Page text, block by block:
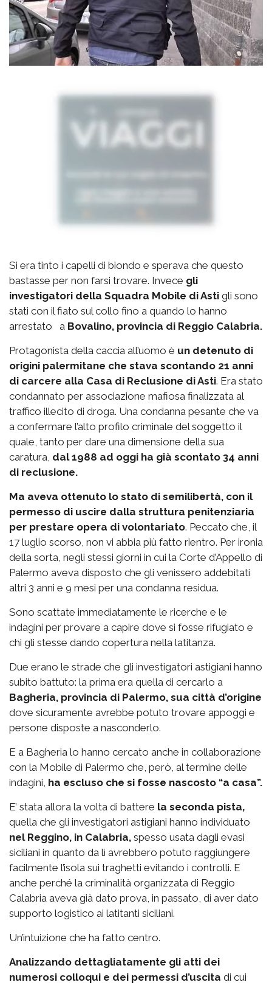
Si era tinto i capelli di biondo e sperava che questo
bastasse per non farsi trovare. Invece gli
investigatori della Squadra Mobile di Asti gli sono
stati con il fiato sul collo fino a quando lo hanno
arrestato a Bovalino, provincia di Reggio Calabria.
Protagonista della caccia all’uomo è un detenuto di
origini palermitane che stava scontando 21 anni
di carcere alla Casa di Reclusione di Asti. Era stato
condannato per associazione mafiosa finalizzata al
traffico illecito di droga. Una condanna pesante che va
a confermare l’alto profilo criminale del soggetto il
quale, tanto per dare una dimensione della sua
caratura, dal 1988 ad oggi ha già scontato 34 anni
di reclusione.
Ma aveva ottenuto lo stato di semilibertà, con il
permesso di uscire dalla struttura penitenziaria
per prestare opera di volontariato. Peccato che, il
17 luglio scorso, non vi abbia più fatto rientro. Per ironia
della sorta, negli stessi giorni in cui la Corte d’Appello di
Palermo aveva disposto che gli venissero addebitati
altri 3 anni e 9 mesi per una condanna residua.
Sono scattate immediatamente le ricerche e le
indagini per provare a capire dove si fosse rifugiato e
chi gli stesse dando copertura nella latitanza.
Due erano le strade che gli investigatori astigiani hanno
subito battuto: la prima era quella di cercarlo a
Bagheria, provincia di Palermo, sua città d’origine
dove sicuramente avrebbe potuto trovare appoggi e
persone disposte a nasconderlo.
E a Bagheria lo hanno cercato anche in collaborazione
con la Mobile di Palermo che, però, al termine delle
indagini, ha escluso che si fosse nascosto “a casa”.
E’ stata allora la volta di battere la seconda pista,
quella che gli investigatori astigiani hanno individuato
nel Reggino, in Calabria, spesso usata dagli evasi
siciliani in quanto da lì avrebbero potuto raggiungere
facilmente l’isola sui traghetti evitando i controlli. E
anche perché la criminalità organizzata di Reggio
Calabria aveva già dato prova, in passato, di aver dato
supporto logistico ai latitanti siciliani.
Un’intuizione che ha fatto centro.
Analizzando dettagliatamente gli atti dei
numerosi colloqui e dei permessi d’uscita di cui